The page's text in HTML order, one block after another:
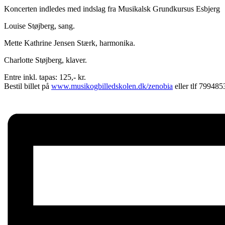
Koncerten indledes med indslag fra Musikalsk Grundkursus Esbjerg
Louise Støjberg, sang.
Mette Kathrine Jensen Stærk, harmonika.
Charlotte Støjberg, klaver.
Entre inkl. tapas: 125,- kr.
Bestil billet på www.musikogbilledskolen.dk/zenobia eller tlf